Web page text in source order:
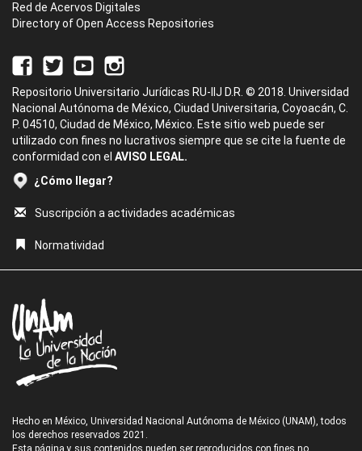
Red de Acervos Digitales
Directory of Open Access Repositories
Repositorio Universitario Jurídicas RU-IIJ D.R. © 2018. Universidad
Nacional Autónoma de México, Ciudad Universitaria, Coyoacán, C.
P. 04510, Ciudad de México, México. Este sitio web puede ser
utilizado con fines no lucrativos siempre que se cite la fuente de
conformidad con el AVISO LEGAL.
¿Cómo llegar?
Suscripción a actividades académicas
Normatividad
Hecho en México, Universidad Nacional Autónoma de México (UNAM), todos
los derechos reservados 2021.